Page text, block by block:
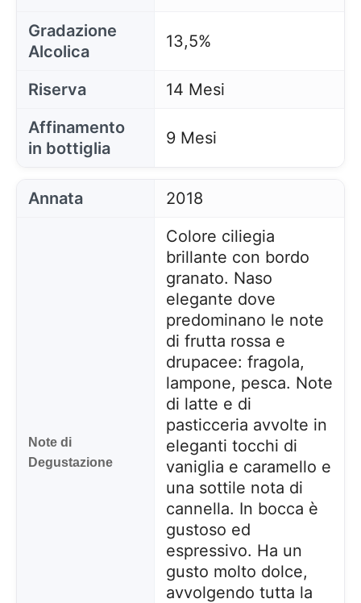
Gradazione
Alcolica
13,5%
Riserva
14 Mesi
Affinamento
in bottiglia
9 Mesi
Annata 2018
Note di
Degustazione
Colore ciliegia
brillante con bordo
granato. Naso
elegante dove
predominano le note
di frutta rossa e
drupacee: fragola,
lampone, pesca. Note
di latte e di
pasticceria avvolte in
eleganti tocchi di
vaniglia e caramello e
una sottile nota di
cannella. In bocca è
gustoso ed
espressivo. Ha un
gusto molto dolce,
avvolgendo tutta la